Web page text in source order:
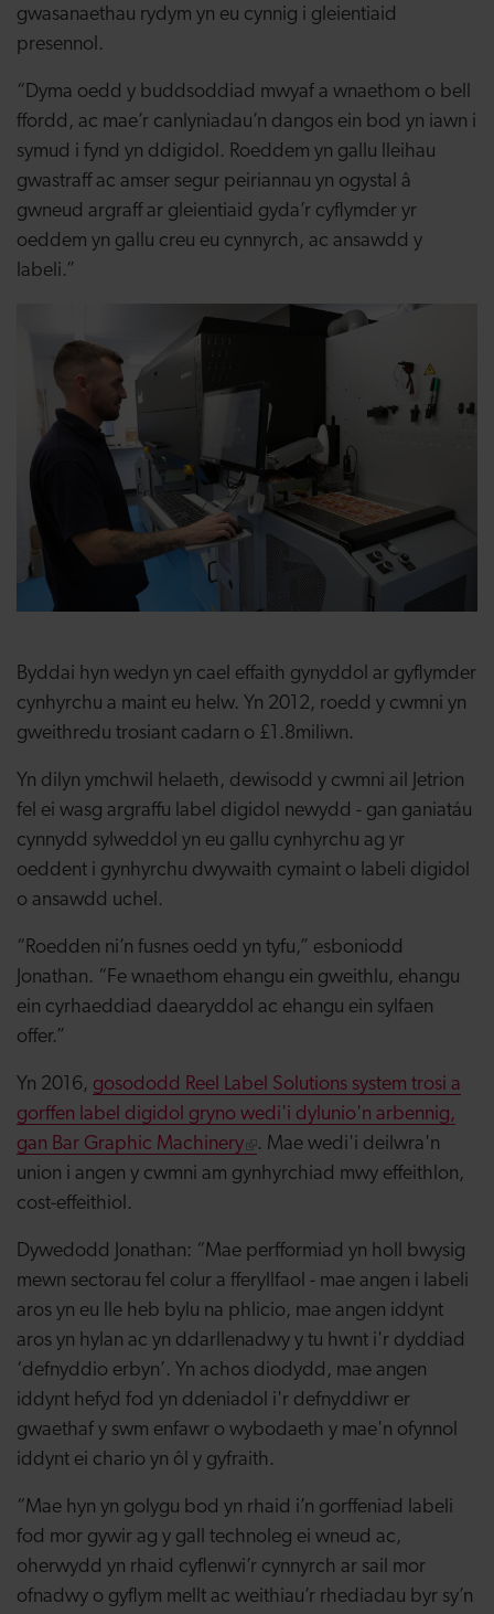
gwasanaethau rydym yn eu cynnig i gleientiaid
presennol.
“Dyma oedd y buddsoddiad mwyaf a wnaethom o bell
ffordd, ac mae’r canlyniadau’n dangos ein bod yn iawn i
symud i fynd yn ddigidol. Roeddem yn gallu lleihau
gwastraff ac amser segur peiriannau yn ogystal â
gwneud argraff ar gleientiaid gyda’r cyflymder yr
oeddem yn gallu creu eu cynnyrch, ac ansawdd y
labeli.”
Byddai hyn wedyn yn cael effaith gynyddol ar gyflymder
cynhyrchu a maint eu helw. Yn 2012, roedd y cwmni yn
gweithredu trosiant cadarn o £1.8miliwn.
Yn dilyn ymchwil helaeth, dewisodd y cwmni ail Jetrion
fel ei wasg argraffu label digidol newydd - gan ganiatáu
cynnydd sylweddol yn eu gallu cynhyrchu ag yr
oeddent i gynhyrchu dwywaith cymaint o labeli digidol
o ansawdd uchel.
“Roedden ni’n fusnes oedd yn tyfu,” esboniodd
Jonathan. “Fe wnaethom ehangu ein gweithlu, ehangu
ein cyrhaeddiad daearyddol ac ehangu ein sylfaen
offer.”
Yn 2016, gosododd Reel Label Solutions system trosi a
gorffen label digidol gryno wedi'i dylunio'n arbennig,
gan Bar Graphic Machinery
. Mae wedi'i deilwra'n
union i angen y cwmni am gynhyrchiad mwy effeithlon,
cost-effeithiol.
Dywedodd Jonathan: “Mae perfformiad yn holl bwysig
mewn sectorau fel colur a fferyllfaol - mae angen i labeli
aros yn eu lle heb bylu na phlicio, mae angen iddynt
aros yn hylan ac yn ddarllenadwy y tu hwnt i'r dyddiad
‘defnyddio erbyn’. Yn achos diodydd, mae angen
iddynt hefyd fod yn ddeniadol i'r defnyddiwr er
gwaethaf y swm enfawr o wybodaeth y mae'n ofynnol
iddynt ei chario yn ôl y gyfraith.
“Mae hyn yn golygu bod yn rhaid i’n gorffeniad labeli
fod mor gywir ag y gall technoleg ei wneud ac,
oherwydd yn rhaid cyflenwi’r cynnyrch ar sail mor
ofnadwy o gyflym mellt ac weithiau’r rhediadau byr sy’n